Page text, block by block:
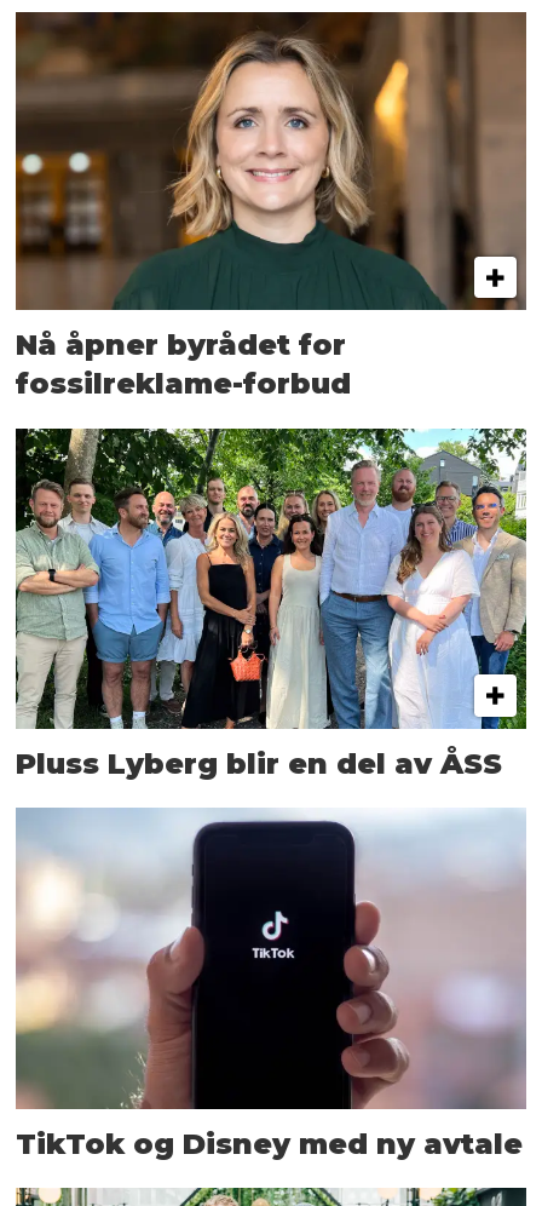
Nå åpner byrådet for
fossilreklame-forbud
Pluss Lyberg blir en del av ÅSS
TikTok og Disney med ny avtale